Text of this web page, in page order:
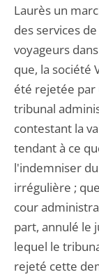
Laurès un
des services
voyageurs
que, la société
été rejetée par
tribunal
contestant la
tendant à ce
l'indemniser
irrégulière ;
cour
part, annulé le
lequel le
rejeté cette